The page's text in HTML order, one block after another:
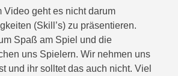
Video geht es nicht darum
(Skill’s) zu präsentieren.
Spaß am Spiel und die
uns Spielern. Wir nehmen uns
und ihr solltet das auch nicht. Viel